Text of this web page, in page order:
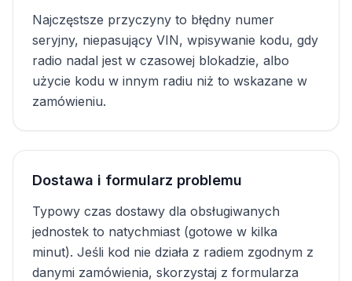
Najczęstsze przyczyny to błędny numer
seryjny, niepasujący VIN, wpisywanie kodu, gdy
radio nadal jest w czasowej blokadzie, albo
użycie kodu w innym radiu niż to wskazane w
zamówieniu.
Dostawa i formularz problemu
Typowy czas dostawy dla obsługiwanych
jednostek to natychmiast (gotowe w kilka
minut). Jeśli kod nie działa z radiem zgodnym z
danymi zamówienia, skorzystaj z formularza